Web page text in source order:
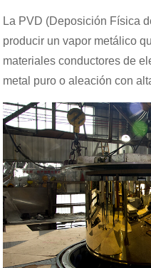
La PVD (Deposición Física
producir un vapor metálico
materiales conductores de
metal puro o aleación con